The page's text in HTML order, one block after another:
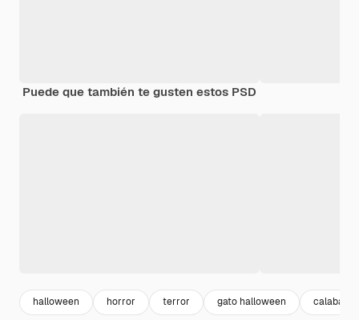
Puede que también te gusten estos PSD
halloween horror terror gato halloween calabaza